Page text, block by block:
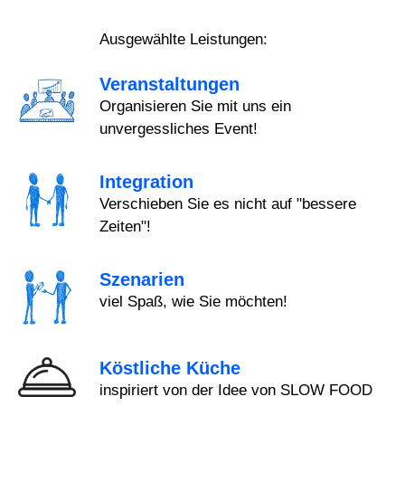
Ausgewählte Leistungen:
Veranstaltungen
Organisieren Sie mit uns ein
unvergessliches Event!
Integration
Verschieben Sie es nicht auf "bessere
Zeiten"!
Szenarien
viel Spaß, wie Sie möchten!
Köstliche Küche
inspiriert von der Idee von SLOW FOOD